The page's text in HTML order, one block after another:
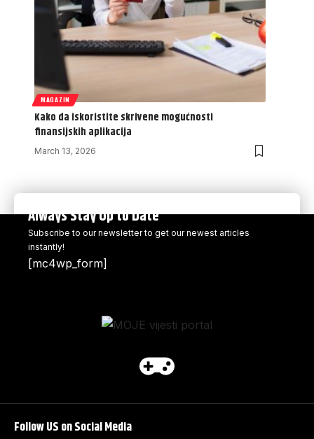
MAGAZIN
Kako da iskoristite skrivene mogućnosti
finansijskih aplikacija
March 13, 2026
Always Stay Up to Date
Subscribe to our newsletter to get our newest articles
instantly!
[mc4wp_form]
Follow US on Social Media